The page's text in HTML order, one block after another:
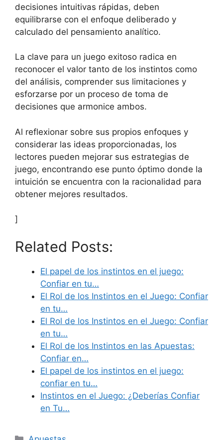
decisiones intuitivas rápidas, deben
equilibrarse con el enfoque deliberado y
calculado del pensamiento analítico.
La clave para un juego exitoso radica en
reconocer el valor tanto de los instintos como
del análisis, comprender sus limitaciones y
esforzarse por un proceso de toma de
decisiones que armonice ambos.
Al reflexionar sobre sus propios enfoques y
considerar las ideas proporcionadas, los
lectores pueden mejorar sus estrategias de
juego, encontrando ese punto óptimo donde la
intuición se encuentra con la racionalidad para
obtener mejores resultados.
]
Related Posts:
El papel de los instintos en el juego:
Confiar en tu…
El Rol de los Instintos en el Juego: Confiar
en tu…
El Rol de los Instintos en el Juego: Confiar
en tu…
El Rol de los Instintos en las Apuestas:
Confiar en…
El papel de los instintos en el juego:
confiar en tu…
Instintos en el Juego: ¿Deberías Confiar
en Tu…
Categories